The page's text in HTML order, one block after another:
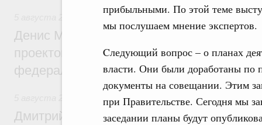
прибыльными. По этой теме
мы послушаем мнение экспертов.
Cледующий вопрос – о планах
власти. Они были доработаны по
документы на совещании. Этим
при Правительстве. Сегодня мы
заседании планы будут
Инструменты развития территорий.
Денис Мантуров провёл совещание по
проектов института кураторства в
федеральном округе
Молодёжная политика
Дмитрий Чернышенко: Всемирный